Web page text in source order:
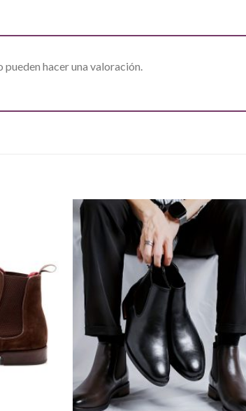
hacer una valoración.